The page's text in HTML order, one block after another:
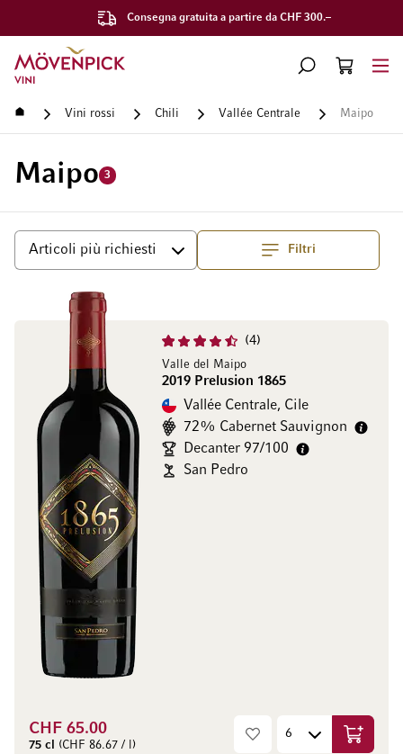
Consegna gratuita a partire da CHF 300.–
Vai alla Home Page
CERCA
CART
Home Vini rossi Chili Vallée Centrale Maipo
Maipo 3
Filtri
Ordina per Superiore
4
Valle del Maipo
2019 Prelusion 1865
Vallée Centrale, Cile
72% Cabernet Sauvignon
Decanter 97/100
San Pedro
CHF 65.00
75 cl (CHF 86.67 / l)